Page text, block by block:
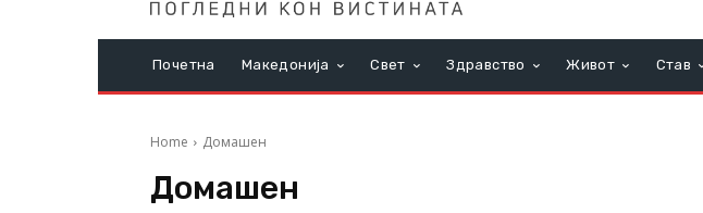
Почетна Македонија Свет Здравство Живот Став
Home Домашен
Домашен